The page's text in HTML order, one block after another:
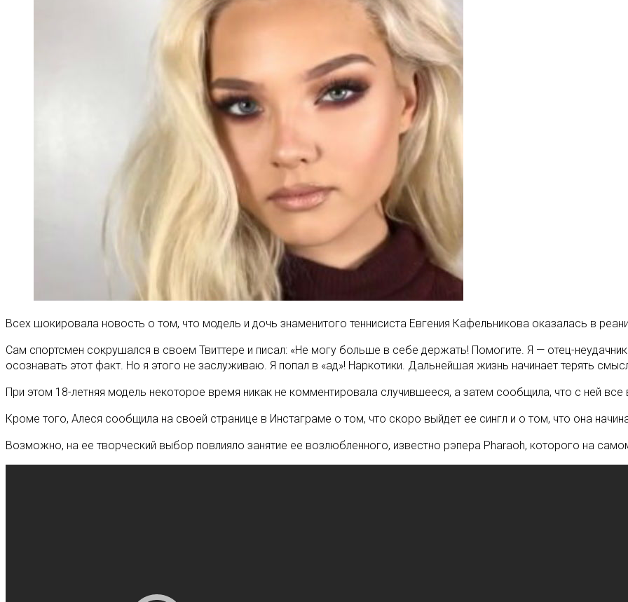
Всех шокировала новость о том, что модель и дочь знаменитого теннисиста Евгения Кафельникова оказалась в
Сам спортсмен сокрушался в своем Твиттере и писал: «Не могу больше в себе держать! Помогите. Я — отец-
осознавать этот факт. Но я этого не заслуживаю. Я попал в «ад»! Наркотики. Дальнейшая жизнь начинает терять
При этом 18-летняя модель некоторое время никак не комментировала случившееся, а затем сообщила, что с ней все
Кроме того, Алеся сообщила на своей странице в Инстаграме о том, что скоро выйдет ее сингл и о том, что она
Возможно, на ее творческий выбор повлияло занятие ее возлюбленного, известно рэпера Pharaoh, которого на